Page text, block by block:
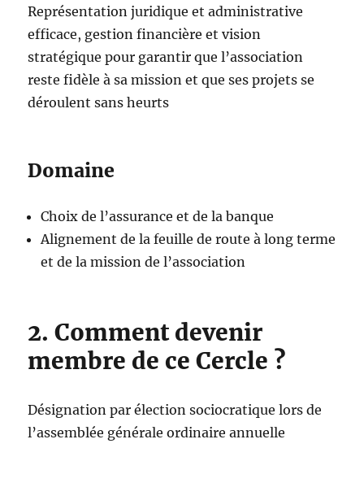
Représentation juridique et administrative
efficace, gestion financière et vision
stratégique pour garantir que l’association
reste fidèle à sa mission et que ses projets se
déroulent sans heurts
Domaine
Choix de l’assurance et de la banque
Alignement de la feuille de route à long terme
et de la mission de l’association
2. Comment devenir
membre de ce Cercle ?
Désignation par élection sociocratique lors de
l’assemblée générale ordinaire annuelle